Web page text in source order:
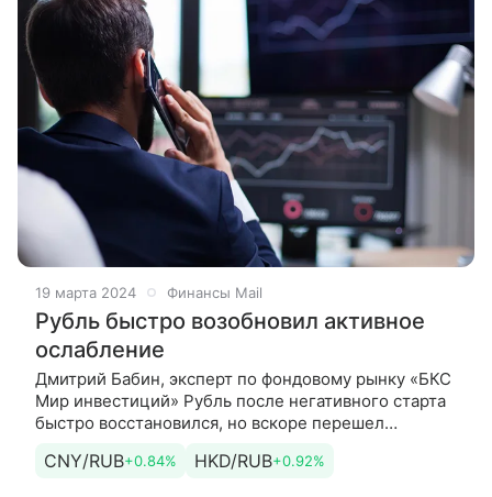
19 марта 2024 Финансы Mail
Рубль быстро возобновил активное
ослабление
Дмитрий Бабин, эксперт по фондовому рынку «БКС
Мир инвестиций» Рубль после негативного старта
быстро восстановился, но вскоре перешел
CNY/RUB+0.84% HKD/RUB+0.92%